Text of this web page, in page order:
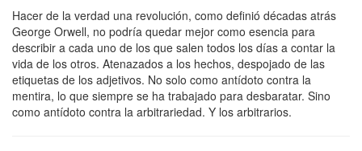
Hacer de la verdad una revolución, como definió décadas atrás
George Orwell, no podría quedar mejor como esencia para
describir a cada uno de los que salen todos los días a contar la
vida de los otros. Atenazados a los hechos, despojado de las
etiquetas de los adjetivos. No solo como antídoto contra la
mentira, lo que siempre se ha trabajado para desbaratar. Sino
como antídoto contra la arbitrariedad. Y los arbitrarios.